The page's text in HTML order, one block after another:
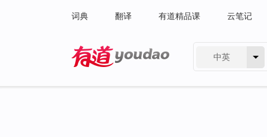
词典 翻译 有道精品课 云笔记
中英